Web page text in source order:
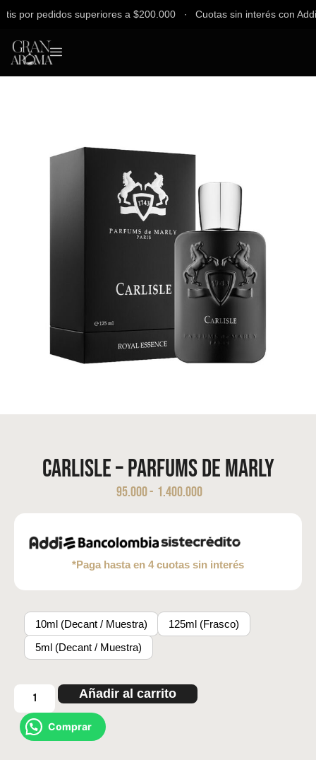
pedidos superiores a $200.000 ∙ Cuotas sin interés con Addi,
Carlisle – Parfums de Marly
95.000- 1.400.000
*Paga hasta en 4 cuotas sin interés
10ml (Decant / Muestra)
125ml (Frasco)
5ml (Decant / Muestra)
Añadir al carrito
Comprar